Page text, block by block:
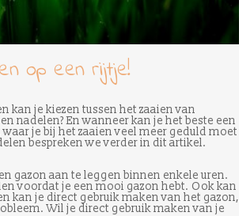
op een rijtje!
kan je kiezen tussen het zaaien van
nadelen? En wanneer kan je het beste een
je bij het zaaien veel meer geduld moet
bespreken we verder in dit artikel.
gazon aan te leggen binnen enkele uren.
voordat je een mooi gazon hebt. Ook kan
kan je direct gebruik maken van het gazon,
Wil je direct gebruik maken van je